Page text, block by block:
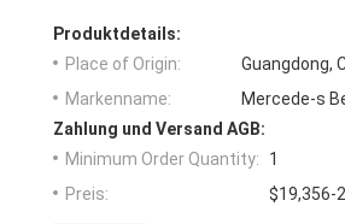
Produktdetails:
Place of Origin:
Guangdong,
Markenname:
Mercede-s
Zahlung und Versand AGB:
Minimum Order Quantity:
1
Preis:
$19,356-